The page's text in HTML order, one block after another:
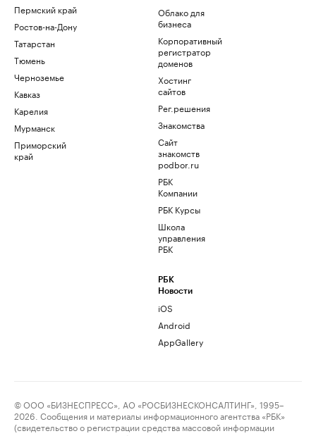
Пермский край
Ростов-на-Дону
Татарстан
Тюмень
Черноземье
Кавказ
Карелия
Мурманск
Приморский
край
Облако для
бизнеса
Корпоративный
регистратор
доменов
Хостинг
сайтов
Рег.решения
Знакомства
Сайт
знакомств
podbor.ru
РБК
Компании
РБК Курсы
Школа
управления
РБК
РБК
Новости
iOS
Android
AppGallery
© ООО «БИЗНЕСПРЕСС», АО «РОСБИЗНЕСКОНСАЛТИНГ», 1995–
2026. Сообщения и материалы информационного агентства «РБК»
(свидетельство о регистрации средства массовой информации